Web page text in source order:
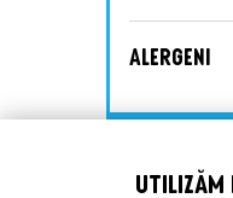
ALERGENI
UTILIZĂM